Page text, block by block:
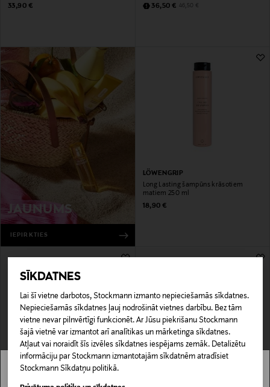
SĪKDATNES
Lai šī vietne darbotos, Stockmann izmanto nepieciešamās sīkdatnes.
Nepieciešamās sīkdatnes ļauj nodrošināt vietnes darbību. Bez tām
vietne nevar pilnvērtīgi funkcionēt. Ar Jūsu piekrišanu Stockmann
šajā vietnē var izmantot arī analītikas un mārketinga sīkdatnes.
Atļaut vai noraidīt šīs izvēles sīkdatnes iespējams zemāk. Detalizētu
informāciju par Stockmann izmantotajām sīkdatnēm atradīsiet
Stockmann Sīkdatņu politikā.
Original Price
33,90 €
Discounted Price
36,50 € Original Price
46,50 €
JAUNUMS
IEPIRKTIES
LÖWENGRIP
Long Lasting šampūns krāsotiem
matiem 250 ml
Original Price
18,90 €
LOJALITĀTES PIEDĀVĀJUMS 17%
FOUR REASONS
Color Mask tonējošais šampūns 250
Stockmann nav pieejams tavā valstī.